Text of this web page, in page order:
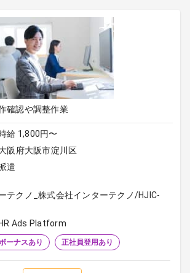
確認や調整作業
給 1,800円〜
阪府大阪市淀川区
遣
テクノ_株式会社インターテクノ/HJIC-
HR Ads Platform
ーナスあり 正社員登用あり